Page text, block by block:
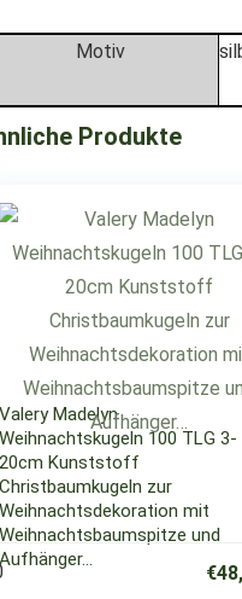
Motiv
Produkte
Valery Madelyn
Weihnachtskugeln 100 TLG 3-
20cm Kunststoff
Christbaumkugeln zur
Weihnachtsdekoration mit
Weihnachtsbaumspitze und
Aufhänger…
€